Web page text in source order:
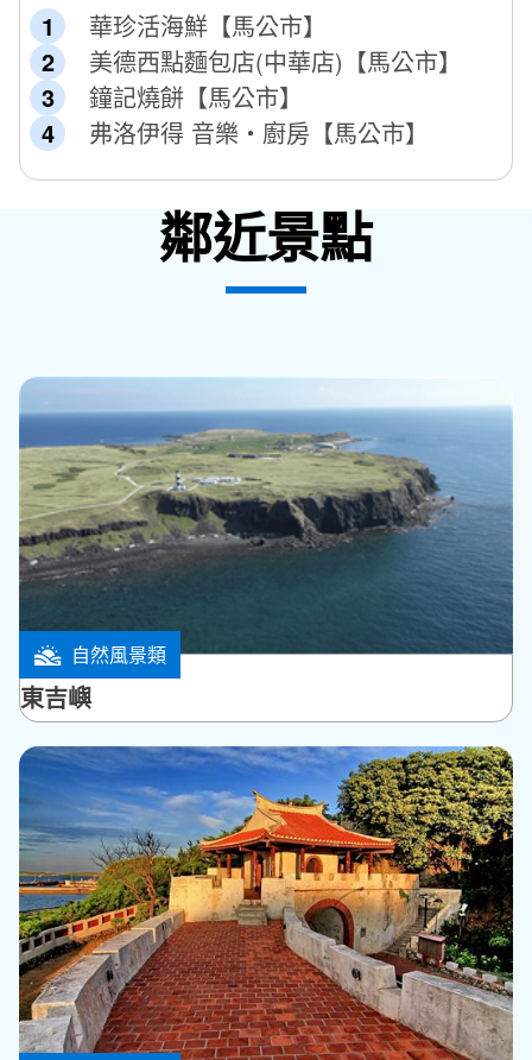
華珍活海鮮【馬公市】
美德西點麵包店(中華店)【馬公市】
鐘記燒餅【馬公市】
弗洛伊得 音樂‧廚房【馬公市】
鄰近景點
自然風景類
望安鄉
東吉嶼